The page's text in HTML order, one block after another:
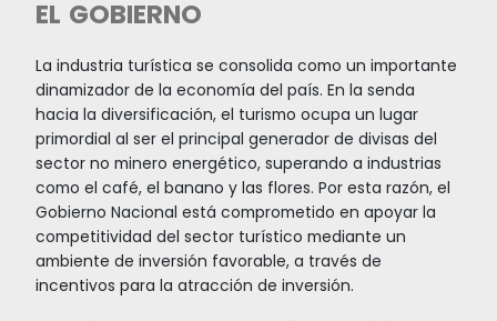
generar impacto positivo en las comunidades y
Turismo de sol y playa:
Oportunidades de desarrollo de hoteles en
que combinan selva con playas. Desarrollo de
infraestructura para avistamiento de aves.
de muelles turísticos, marinas y acceso a
tecnologías.